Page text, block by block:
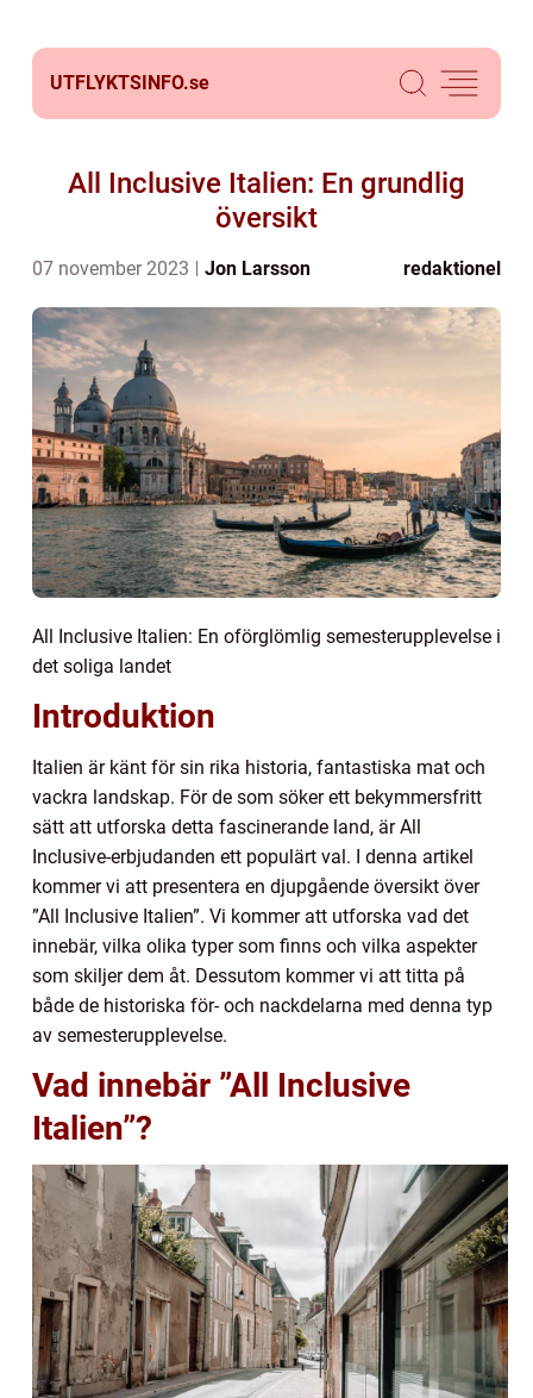
UTFLYKTSINFO.se
All Inclusive Italien: En grundlig
översikt
07 november 2023 Jon Larsson redaktionel
All Inclusive Italien: En oförglömlig semesterupplevelse i
det soliga landet
Introduktion
Italien är känt för sin rika historia, fantastiska mat och
vackra landskap. För de som söker ett bekymmersfritt
sätt att utforska detta fascinerande land, är All
Inclusive-erbjudanden ett populärt val. I denna artikel
kommer vi att presentera en djupgående översikt över
”All Inclusive Italien”. Vi kommer att utforska vad det
innebär, vilka olika typer som finns och vilka aspekter
som skiljer dem åt. Dessutom kommer vi att titta på
både de historiska för- och nackdelarna med denna typ
av semesterupplevelse.
Vad innebär ”All Inclusive
Italien”?